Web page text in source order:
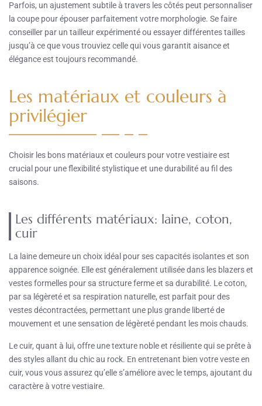
Parfois, un ajustement subtile à travers les côtés peut personnaliser
la coupe pour épouser parfaitement votre morphologie. Se faire
conseiller par un tailleur expérimenté ou essayer différentes tailles
jusqu’à ce que vous trouviez celle qui vous garantit aisance et
élégance est toujours recommandé.
Les matériaux et couleurs à
privilégier
Choisir les bons matériaux et couleurs pour votre vestiaire est
crucial pour une flexibilité stylistique et une durabilité au fil des
saisons.
Les différents matériaux: laine, coton,
cuir
La laine demeure un choix idéal pour ses capacités isolantes et son
apparence soignée. Elle est généralement utilisée dans les blazers et
vestes formelles pour sa structure ferme et sa durabilité. Le coton,
par sa légèreté et sa respiration naturelle, est parfait pour des
vestes décontractées, permettant une plus grande liberté de
mouvement et une sensation de légèreté pendant les mois chauds.
Le cuir, quant à lui, offre une texture noble et résiliente qui se prête à
des styles allant du chic au rock. En entretenant bien votre veste en
cuir, vous vous assurez qu’elle s’améliore avec le temps, ajoutant du
caractère à votre vestiaire.